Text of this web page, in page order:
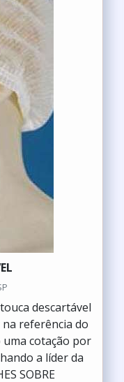
descartável
referência do
uma cotação por
a líder da
SOBRE